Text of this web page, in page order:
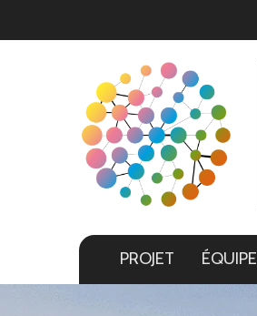
PROJET ÉQUIPE